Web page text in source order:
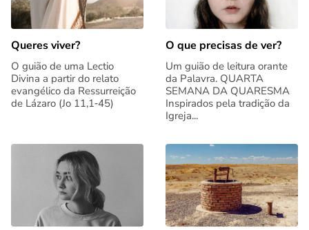
Queres viver?
O guião de uma Lectio
Divina a partir do relato
evangélico da Ressurreição
de Lázaro (Jo 11,1‑45)
O que precisas de ver?
Um guião de leitura orante
da Palavra. QUARTA
SEMANA DA QUARESMA
Inspirados pela tradição da
Igreja...